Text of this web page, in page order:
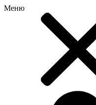
Меню